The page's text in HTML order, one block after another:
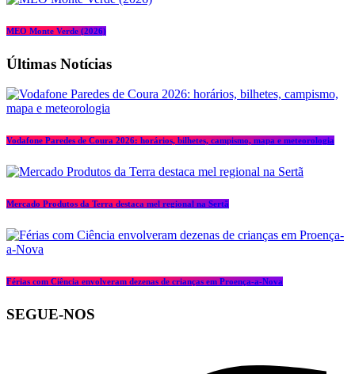
MEO Monte Verde (2026)
Últimas Notícias
Vodafone Paredes de Coura 2026: horários, bilhetes, campismo, mapa e meteorologia
Mercado Produtos da Terra destaca mel regional na Sertã
Férias com Ciência envolveram dezenas de crianças em Proença-a-Nova
SEGUE-NOS